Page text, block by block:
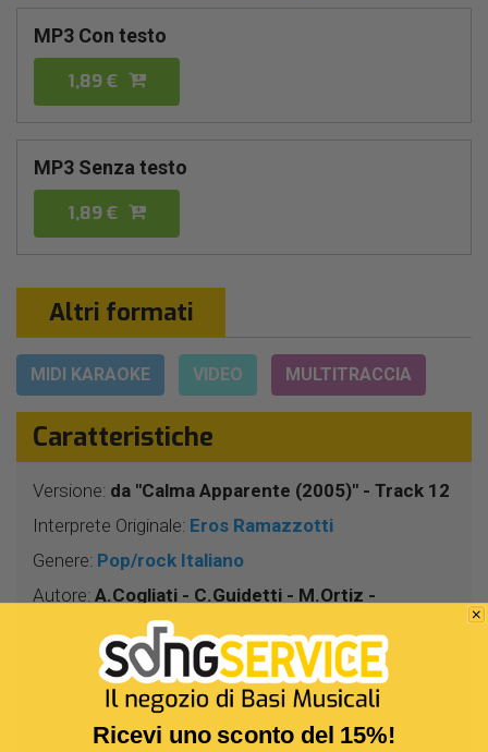
MP3 Con testo
1,89 €
MP3 Senza testo
1,89 €
Altri formati
MIDI KARAOKE VIDEO MULTITRACCIA
Caratteristiche
Versione: da "Calma Apparente (2005)" - Track 12
Interprete Originale: Eros Ramazzotti
Genere: Pop/rock Italiano
Autore: A.Cogliati - C.Guidetti - M.Ortiz -
E.Ramazzotti
4 Min 10 Sec
Segnatura:4/4
104
Ricevi uno sconto del 15%!